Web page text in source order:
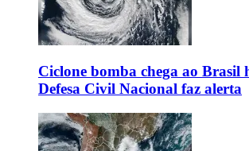
Ciclone bomba chega ao Brasil
Defesa Civil Nacional faz alerta